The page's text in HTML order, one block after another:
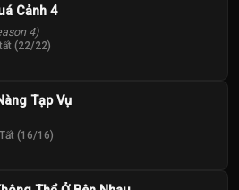
Cảnh 4
4)
(22/22)
Tạp Vụ
(16/16)